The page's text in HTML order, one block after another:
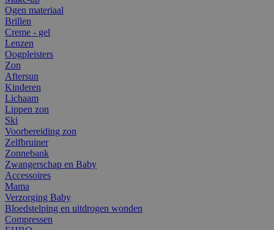
Ogen materiaal
Brillen
Creme - gel
Lenzen
Oogpleisters
Zon
Aftersun
Kinderen
Lichaam
Lippen zon
Ski
Voorbereiding zon
Zelfbruiner
Zonnebank
Zwangerschap en Baby
Accessoires
Mama
Verzorging Baby
Bloedstelping en uitdrogen wonden
Compressen